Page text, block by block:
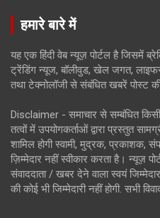
हमारे बारे में
यह एक हिंदी वेब न्यूज़ पोर्टल है जिसमें
ट्रेंडिंग न्यूज, बॉलीवुड, खेल जगत,
तथा टेक्नोलॉजी से संबंधित खबरें पोस्ट
Disclaimer - समाचार से सम्बंधित
तत्वों में उपयोगकर्ताओं द्वारा प्रस्तुत
शामिल होगी स्वामी, मुद्रक, प्रकाशक,
ज़िम्मेदार नहीं स्वीकार करता है। न्यूज़
संवाददाता / खबर देने वाला स्वयं
की कोई भी जिम्मेदारी नहीं होगी. सभी